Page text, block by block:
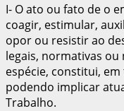
I- O ato ou fato de o
coagir, estimular,
opor ou resistir ao
legais, normativas
espécie, constitui,
podendo implicar
Trabalho.